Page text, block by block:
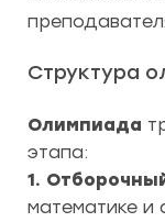
Структура
Олимпиада
этапа:
1.
математике